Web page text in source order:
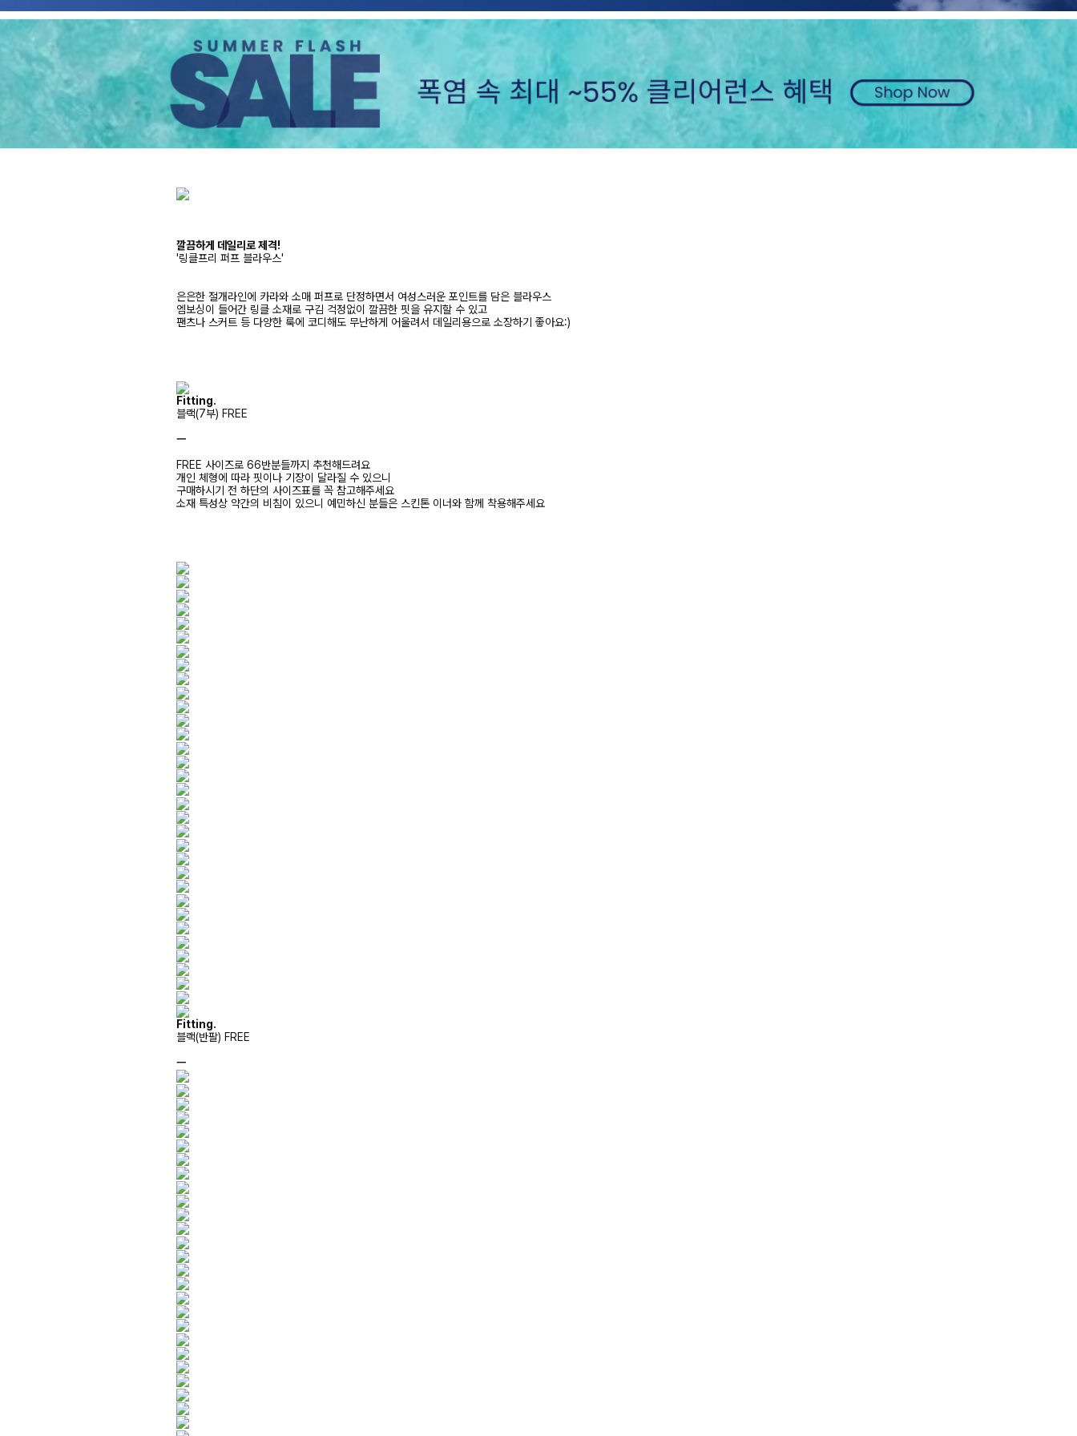
깔끔하게 데일리로 제격!
'링클프리 퍼프 블라우스'
은은한 절개라인에 카라와 소매 퍼프로 단정하면서 여성스러운 포인트를 담은 블라우스
엠보싱이 들어간 링클 소재로 구김 걱정없이 깔끔한 핏을 유지할 수 있고
팬츠나 스커트 등 다양한 룩에 코디해도 무난하게 어울려서 데일리용으로 소장하기 좋아요:)
Fitting.
블랙(7부) FREE
ㅡ
FREE 사이즈로 66반분들까지 추천해드려요
개인 체형에 따라 핏이나 기장이 달라질 수 있으니
구매하시기 전 하단의 사이즈표를 꼭 참고해주세요
소재 특성상 약간의 비침이 있으니 예민하신 분들은 스킨톤 이너와 함께 착용해주세요
Fitting.
블랙(반팔) FREE
ㅡ